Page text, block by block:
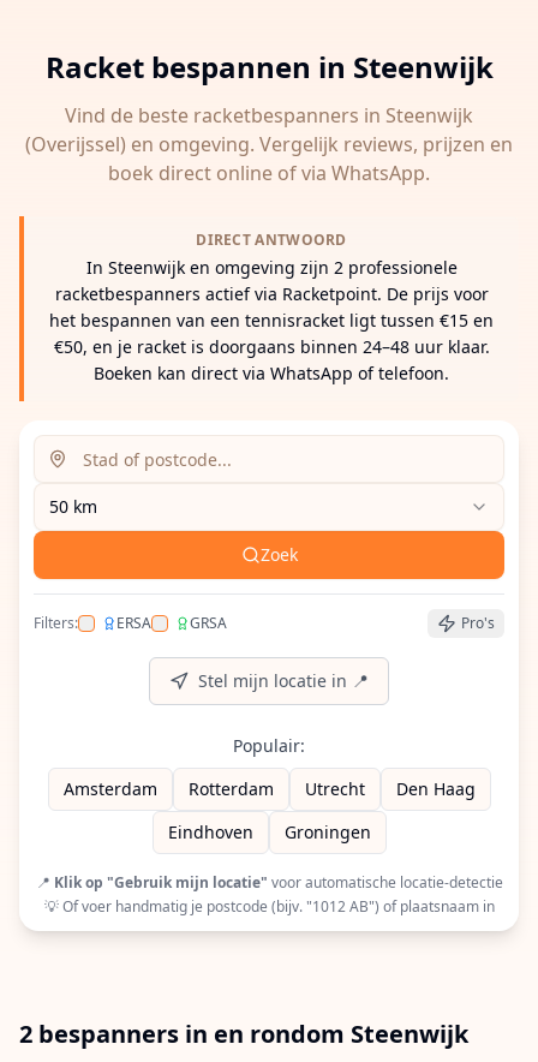
Racket bespannen in Steenwijk
Vind de beste racketbespanners in Steenwijk
(Overijssel) en omgeving. Vergelijk reviews, prijzen en
boek direct online of via WhatsApp.
DIRECT ANTWOORD
In Steenwijk en omgeving zijn 2 professionele
racketbespanners actief via Racketpoint. De prijs voor
het bespannen van een tennisracket ligt tussen €15 en
€50, en je racket is doorgaans binnen 24–48 uur klaar.
Boeken kan direct via WhatsApp of telefoon.
Zoeklocatie (stad of postcode)
Voer een stad, postcode of adres in om
50 km
Zoek
Filters: ERSA
Filter op ERSA (European Racquet Stringers
GRSA
Filter op GRSA (Global Racquet Pro's
Stel mijn locatie in 📍
Populair:
Amsterdam
Rotterdam Utrecht
Den Haag
Eindhoven
Groningen
📍 Klik op "Gebruik mijn locatie" voor automatische locatie-detectie
💡 Of voer handmatig je postcode (bijv. "1012 AB") of plaatsnaam in
2 bespanners in en rondom Steenwijk